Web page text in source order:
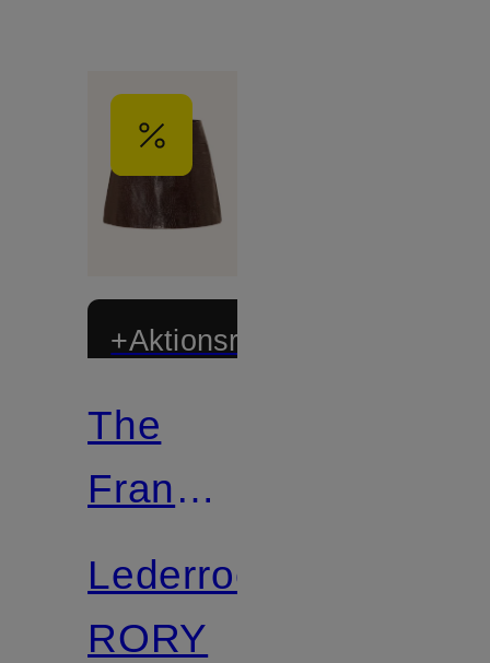
+Aktionsrabatt
The
Frankie
Shop
Lederrock
RORY